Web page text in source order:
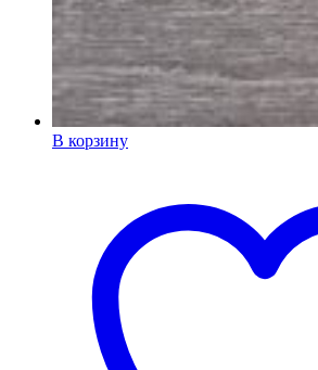
В корзину